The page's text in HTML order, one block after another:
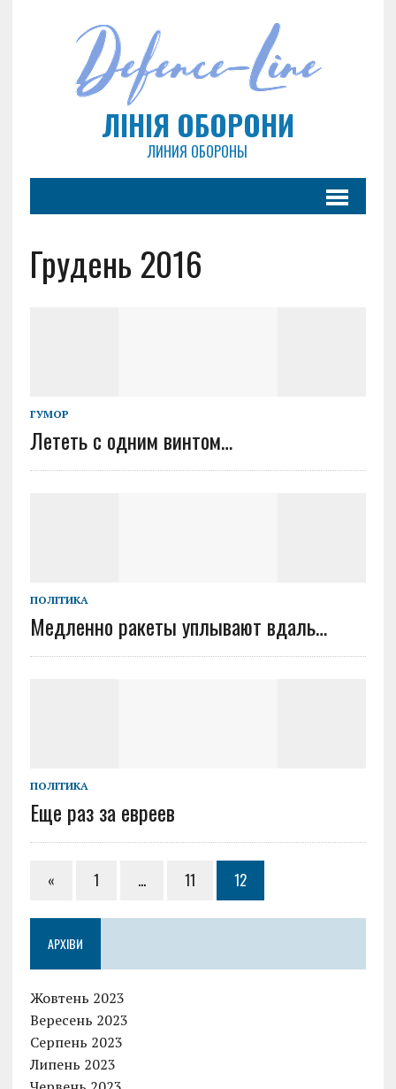
ЛІНІЯ ОБОРОНИ
ЛИНИЯ ОБОРОНЫ
Грудень 2016
ГУМОР
Лететь с одним винтом…
ПОЛІТИКА
Медленно ракеты уплывают вдаль…
ПОЛІТИКА
Еще раз за евреев
« 1 … 11 12
АРХІВИ
Жовтень 2023
Вересень 2023
Серпень 2023
Липень 2023